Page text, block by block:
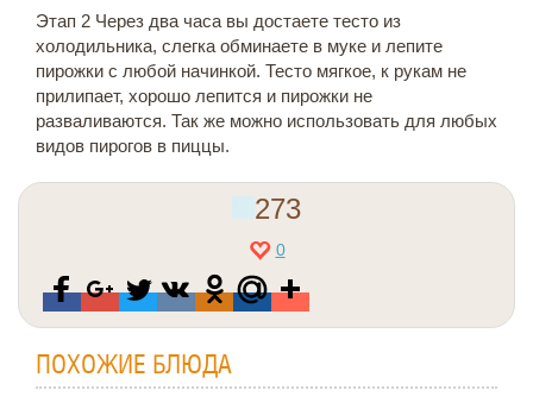
Этап 2 Через два часа вы достаете тесто из
холодильника, слегка обминаете в муке и лепите
пирожки с любой начинкой. Тесто мягкое, к рукам не
прилипает, хорошо лепится и пирожки не
разваливаются. Так же можно использовать для любых
видов пирогов в пиццы.
273
0
ПОХОЖИЕ БЛЮДА